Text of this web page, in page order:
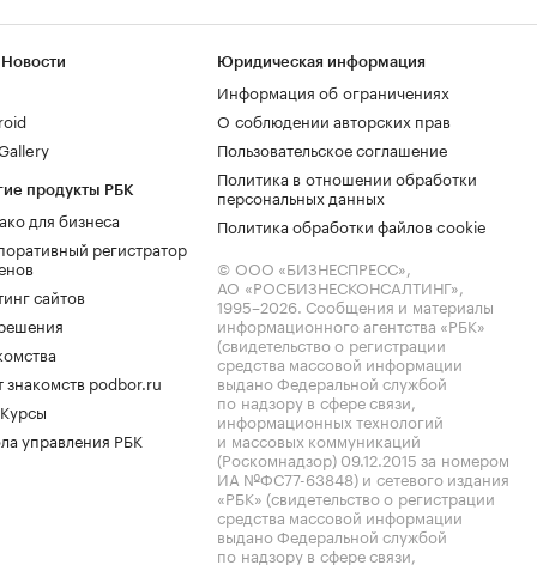
продукты РБК
для бизнеса
регистратор
сайтов
знакомств podbor.ru
управления РБК
Юридическая информация
Информация об ограничениях
О соблюдении авторских прав
Пользовательское соглашение
Политика в отношении обработки
персональных данных
Политика обработки файлов cookie
© ООО «БИЗНЕСПРЕСС»,
АО «РОСБИЗНЕСКОНСАЛТИНГ»,
1995–2026. Сообщения и материалы
информационного агентства «РБК»
(свидетельство о регистрации
средства массовой информации
выдано Федеральной службой
по надзору в сфере связи,
информационных технологий
и массовых коммуникаций
(Роскомнадзор) 09.12.2015 за номером
ИА №ФС77-63848) и сетевого издания
«РБК» (свидетельство о регистрации
средства массовой информации
выдано Федеральной службой
по надзору в сфере связи,